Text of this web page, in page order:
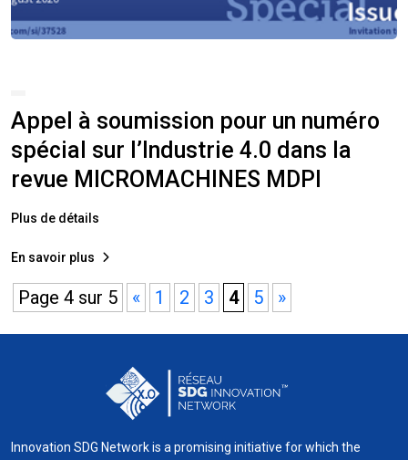
Appel à soumission pour un numéro
spécial sur l’Industrie 4.0 dans la
revue MICROMACHINES MDPI​
Plus de détails
En savoir plus
Page 4 sur 5 « 1 2 3 4 5 »
Innovation SDG Network is a promising initiative for which the